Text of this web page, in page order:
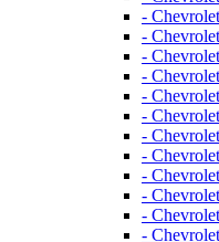
-
-
-
-
-
-
-
-
-
-
-
-